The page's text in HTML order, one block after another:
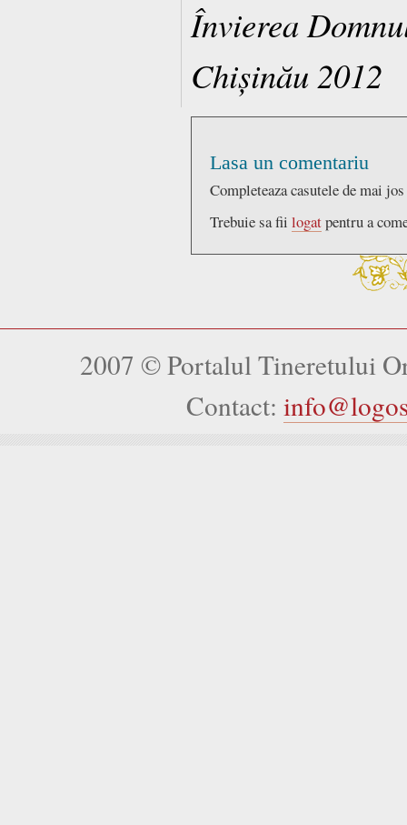
Învierea
Chișinău 2012
Lasa un comentariu
Completeaza casutele de mai
Trebuie sa fii logatpentru a
2007 © Portalul Tineretului
Contact: